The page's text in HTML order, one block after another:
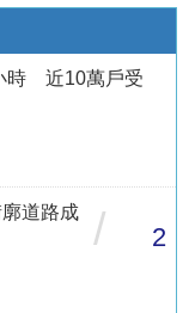
時 近10萬戶受
道路成
/ 2